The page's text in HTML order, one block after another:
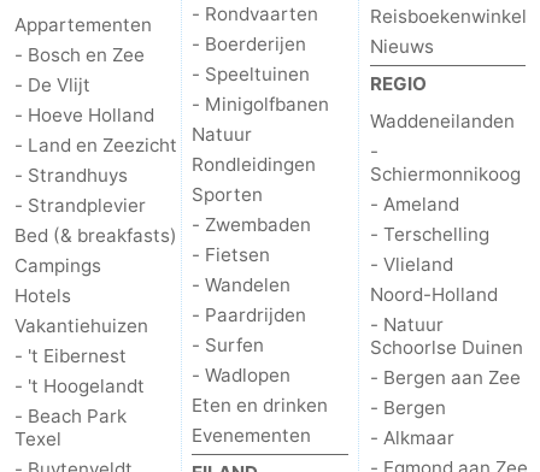
Appartementen
- Bosch en Zee
- De Vlijt
- Hoeve Holland
- Land en Zeezicht
- Strandhuys
- Strandplevier
Bed (& breakfasts)
Campings
Hotels
Vakantiehuizen
- 't Eibernest
- 't Hoogelandt
- Beach Park
Texel
- Rondvaarten
- Boerderijen
- Speeltuinen
- Minigolfbanen
Natuur
Rondleidingen
Sporten
- Zwembaden
- Fietsen
- Wandelen
- Paardrijden
- Surfen
- Wadlopen
Eten en drinken
Evenementen
Reisboekenwinkel
Nieuws
REGIO
Waddeneilanden
-
Schiermonnikoog
- Ameland
- Terschelling
- Vlieland
Noord-Holland
- Natuur
Schoorlse Duinen
- Bergen aan Zee
- Bergen
- Alkmaar